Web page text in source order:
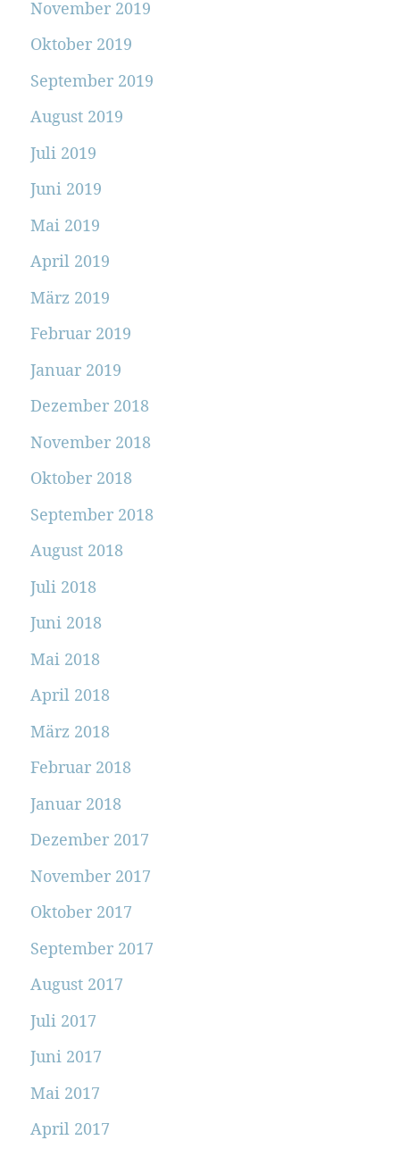
November 2019
Oktober 2019
September 2019
August 2019
Juli 2019
Juni 2019
Mai 2019
April 2019
März 2019
Februar 2019
Januar 2019
Dezember 2018
November 2018
Oktober 2018
September 2018
August 2018
Juli 2018
Juni 2018
Mai 2018
April 2018
März 2018
Februar 2018
Januar 2018
Dezember 2017
November 2017
Oktober 2017
September 2017
August 2017
Juli 2017
Juni 2017
Mai 2017
April 2017